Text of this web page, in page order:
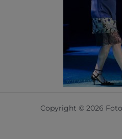
Copyright © 2026